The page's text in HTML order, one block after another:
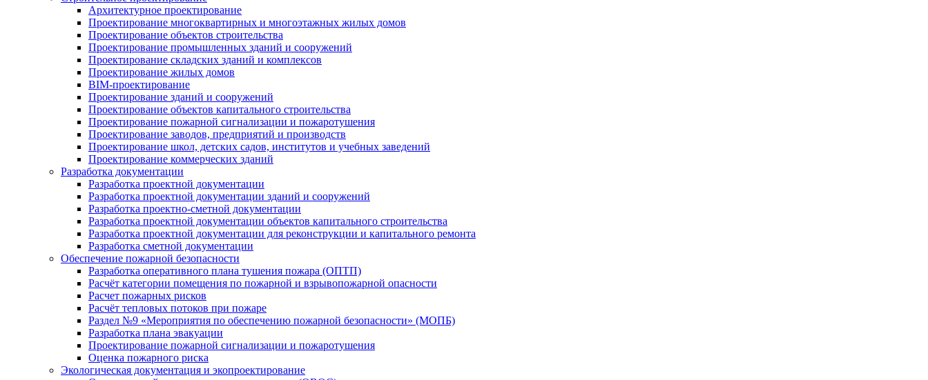
Архитектурное проектирование
Проектирование многоквартирных и многоэтажных жилых домов
Проектирование объектов строительства
Проектирование промышленных зданий и сооружений
Проектирование складских зданий и комплексов
Проектирование жилых домов
BIM-проектирование
Проектирование зданий и сооружений
Проектирование объектов капитального строительства
Проектирование пожарной сигнализации и пожаротушения
Проектирование заводов, предприятий и производств
Проектирование школ, детских садов, институтов и учебных заведений
Проектирование коммерческих зданий
Разработка документации
Разработка проектной документации
Разработка проектной документации зданий и сооружений
Разработка проектно-сметной документации
Разработка проектной документации объектов капитального строительства
Разработка проектной документации для реконструкции и капитального ремонта
Разработка сметной документации
Обеспечение пожарной безопасности
Разработка оперативного плана тушения пожара (ОПТП)
Расчёт категории помещения по пожарной и взрывопожарной опасности
Расчет пожарных рисков
Расчёт тепловых потоков при пожаре
Раздел №9 «Мероприятия по обеспечению пожарной безопасности» (МОПБ)
Разработка плана эвакуации
Проектирование пожарной сигнализации и пожаротушения
Оценка пожарного риска
Экологическая документация и экопроектирование